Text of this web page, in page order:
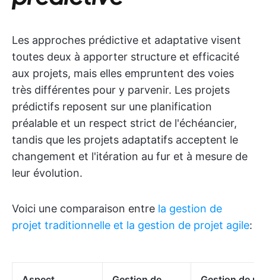
Les approches prédictive et adaptative visent
toutes deux à apporter structure et efficacité
aux projets, mais elles empruntent des voies
très différentes pour y parvenir. Les projets
prédictifs reposent sur une planification
préalable et un respect strict de l'échéancier,
tandis que les projets adaptatifs acceptent le
changement et l'itération au fur et à mesure de
leur évolution.
Voici une comparaison entre la gestion de
projet traditionnelle et la gestion de projet agile: